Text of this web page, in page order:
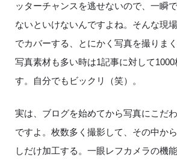
ッターチャンスを逃せないので、一瞬
ないといけないんですよね。そんな現
でカバーする、とにかく写真を撮りま
写真素材も多い時は1記事に対して1000
す。自分でもビックリ（笑）。
実は、ブログを始めてから写真にこだ
ですよ。枚数多く撮影して、その中か
しだけ加工する。一眼レフカメラの機